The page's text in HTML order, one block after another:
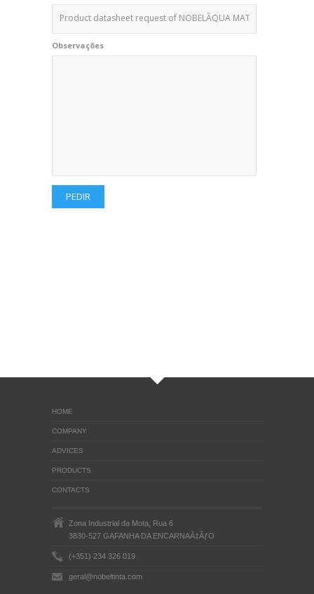
Observações
HOME
COMPANY
ADVICES
PRODUCTS
CONTACTS
Zona Industrial da Mota, Rua 6
3830-527 GAFANHA DA ENCARNAÃ‡ÃƒO
(+351) 234 326 019
geral@nobeltinta.com